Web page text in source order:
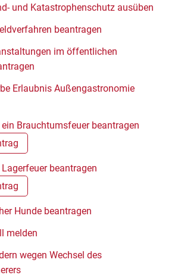
und Katastrophenschutz ausüben
beantragen
im öffentlichen
Erlaubnis Außengastronomie
Brauchtumsfeuer beantragen
beantragen
Hunde beantragen
melden
wegen Wechsel des